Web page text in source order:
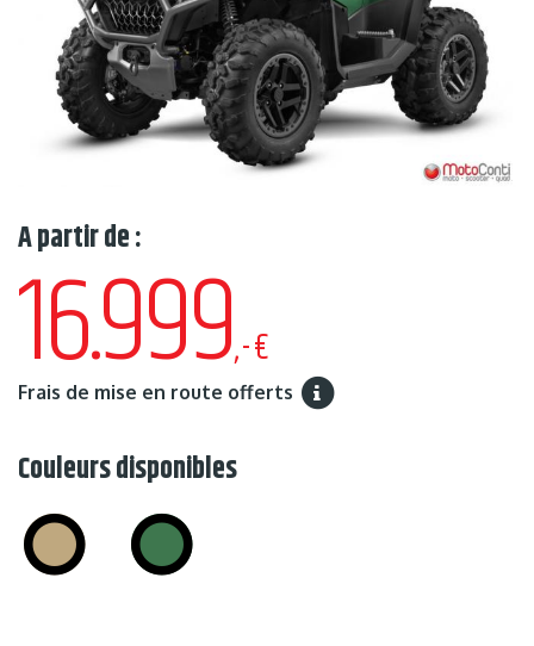
A partir de :
16.999,-€
Frais de mise en route offerts
Couleurs disponibles